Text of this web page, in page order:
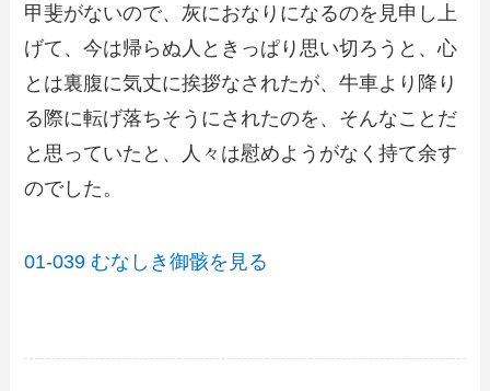
甲斐がないので、灰におなりになるのを見申し上
げて、今は帰らぬ人ときっぱり思い切ろうと、心
とは裏腹に気丈に挨拶なされたが、牛車より降り
る際に転げ落ちそうにされたのを、そんなことだ
と思っていたと、人々は慰めようがなく持て余す
のでした。
01-039 むなしき御骸を見る